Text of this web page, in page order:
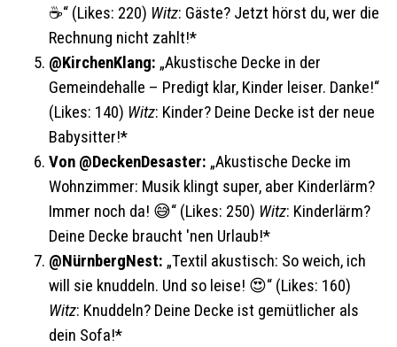
☕“ (Likes: 220) Witz: Gäste? Jetzt hörst du, wer die
Rechnung nicht zahlt!*
@KirchenKlang: „Akustische Decke in der
Gemeindehalle – Predigt klar, Kinder leiser. Danke!“
(Likes: 140) Witz: Kinder? Deine Decke ist der neue
Babysitter!*
Von @DeckenDesaster: „Akustische Decke im
Wohnzimmer: Musik klingt super, aber Kinderlärm?
Immer noch da! 😅“ (Likes: 250) Witz: Kinderlärm?
Deine Decke braucht 'nen Urlaub!*
@NürnbergNest: „Textil akustisch: So weich, ich
will sie knuddeln. Und so leise! 😍“ (Likes: 160)
Witz: Knuddeln? Deine Decke ist gemütlicher als
dein Sofa!*